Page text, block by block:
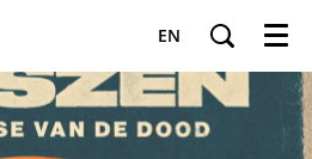
EN Menu